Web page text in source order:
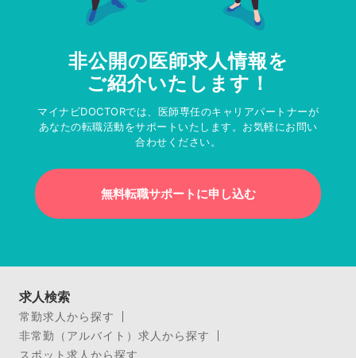
非公開の医師求人情報を
ご紹介いたします！
マイナビDOCTORでは、医師専任のキャリアパートナーが
あなたの転職活動をサポートいたします。お気軽にお問い
合わせください。
無料転職サポートに申し込む
求人検索
常勤求人から探す
非常勤（アルバイト）求人から探す
スポット求人から探す